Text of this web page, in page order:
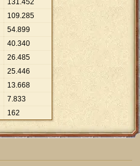
131.452
109.285
54.899
40.340
26.485
25.446
13.668
7.833
162